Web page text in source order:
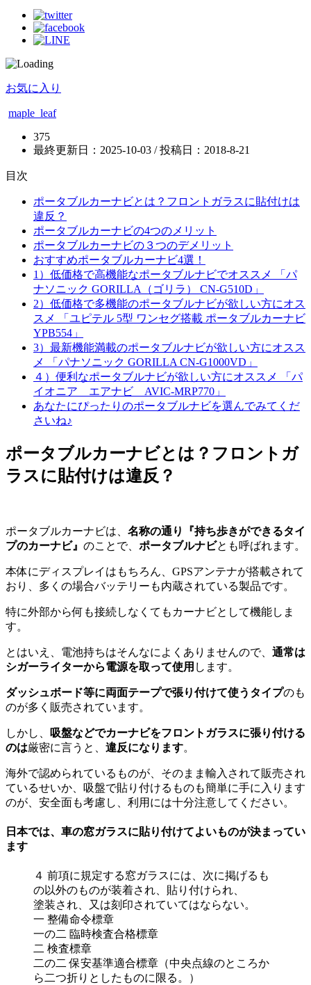
お気に入り
maple_leaf
375
最終更新日：2025-10-03 / 投稿日： 2018-8-21
目次
ポータブルカーナビとは？フロントガラスに貼付けは
違反？
ポータブルカーナビの4つのメリット
ポータブルカーナビの３つのデメリット
おすすめポータブルカーナビ4選！
1）低価格で高機能なポータブルナビでオススメ 「パ
ナソニック GORILLA（ゴリラ） CN-G510D」
2）低価格で多機能のポータブルナビが欲しい方にオス
スメ 「ユピテル 5型 ワンセグ搭載 ポータブルカーナビ
YPB554」
3）最新機能満載のポータブルナビが欲しい方にオスス
メ 「パナソニック GORILLA CN-G1000VD」
４）便利なポータブルナビが欲しい方にオススメ 「パ
イオニア エアナビ AVIC-MRP770」
あなたにぴったりのポータブルナビを選んでみてくだ
さいね♪
ポータブルカーナビとは？フロントガ
ラスに貼付けは違反？
ポータブルカーナビは、 名称の通り『持ち歩きができるタイ
プのカーナビ』 のことで、 ポータブルナビとも呼ばれます。
本体にディスプレイはもちろん、GPSアンテナが搭載されて
おり、多くの場合バッテリーも内蔵されている製品です。
特に外部から何も接続しなくてもカーナビとして機能しま
す。
とはいえ、電池持ちはそんなによくありませんので、 通常は
シガーライターから電源を取って使用 します。
ダッシュボード等に両面テープで張り付けて使うタイプのも
のが多く販売されています。
しかし、
吸盤などでカーナビをフロントガラスに張り付ける
のは厳密に言うと、 違反になります。
海外で認められているものが、そのまま輸入されて販売され
ているせいか、吸盤で貼り付けるものも簡単に手に入ります
のが、安全面も考慮し、利用には十分注意してください。
日本では、車の窓ガラスに貼り付けてよいものが決まってい
ます
４ 前項に規定する窓ガラスには、次に掲げるも
の以外のものが装着され、貼り付けられ、
塗装され、又は刻印されていてはならない。
一 整備命令標章
一の二 臨時検査合格標章
二 検査標章
二の二 保安基準適合標章（中央点線のところか
ら二つ折りとしたものに限る。）